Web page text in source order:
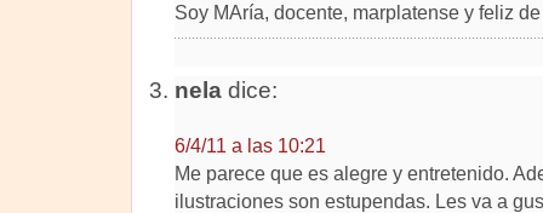
Soy MAría, docente, marplatense y feliz
neladice:
6/4/11 a las 10:21
Me parece que es alegre y entretenido.
ilustraciones son estupendas. Les va a